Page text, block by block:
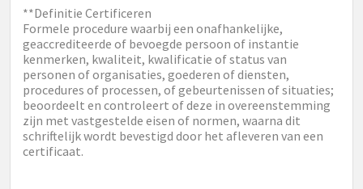
**Definitie Certificeren
Formele procedure waarbij een onafhankelijke,
geaccrediteerde of bevoegde persoon of instantie
kenmerken, kwaliteit, kwalificatie of status van
personen of organisaties, goederen of diensten,
procedures of processen, of gebeurtenissen of situaties;
beoordeelt en controleert of deze in overeenstemming
zijn met vastgestelde eisen of normen, waarna dit
schriftelijk wordt bevestigd door het afleveren van een
certificaat.